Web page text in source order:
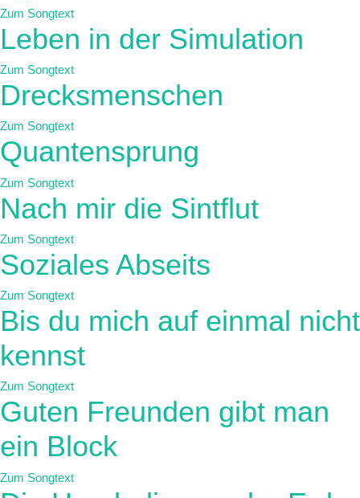
Zum Songtext
Leben in der Simulation
Zum Songtext
Drecksmenschen
Zum Songtext
Quantensprung
Zum Songtext
Nach mir die Sintflut
Zum Songtext
Soziales Abseits
Zum Songtext
Bis du mich auf einmal nicht
kennst
Zum Songtext
Guten Freunden gibt man
ein Block
Zum Songtext